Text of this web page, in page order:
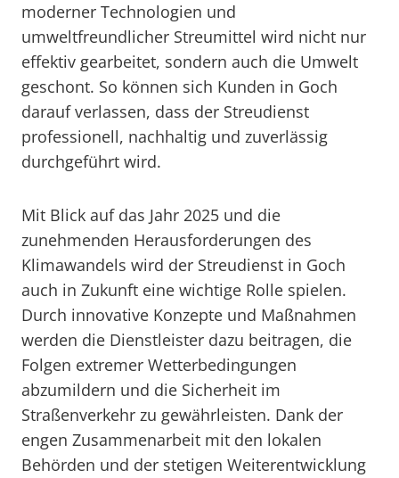
moderner Technologien und
umweltfreundlicher Streumittel wird nicht nur
effektiv gearbeitet, sondern auch die Umwelt
geschont. So können sich Kunden in Goch
darauf verlassen, dass der Streudienst
professionell, nachhaltig und zuverlässig
durchgeführt wird.
Mit Blick auf das Jahr 2025 und die
zunehmenden Herausforderungen des
Klimawandels wird der Streudienst in Goch
auch in Zukunft eine wichtige Rolle spielen.
Durch innovative Konzepte und Maßnahmen
werden die Dienstleister dazu beitragen, die
Folgen extremer Wetterbedingungen
abzumildern und die Sicherheit im
Straßenverkehr zu gewährleisten. Dank der
engen Zusammenarbeit mit den lokalen
Behörden und der stetigen Weiterentwicklung